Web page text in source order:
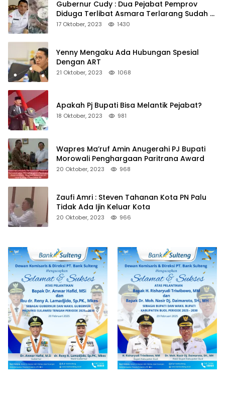
Gubernur Cudy : Dua Pejabat Pemprov
Diduga Terlibat Asmara Terlarang Sudah di
Non Job
17 Oktober, 2023 1430
Yenny Mengaku Ada Hubungan Spesial
Dengan ART
21 Oktober, 2023 1068
Apakah Pj Bupati Bisa Melantik Pejabat?
18 Oktober, 2023 981
Wapres Ma’ruf Amin Anugerahi PJ Bupati
Morowali Penghargaan Paritrana Award
20 Oktober, 2023 968
Zaufi Amri : Steven Tahanan Kota PN Palu
Tidak Ada Ijin Keluar Kota
20 Oktober, 2023 966